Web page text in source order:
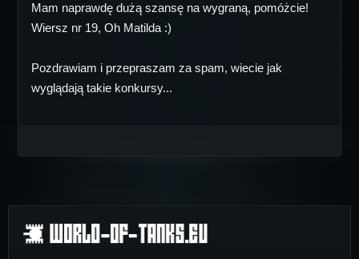
Mam naprawdę dużą szansę na wygraną, pomóżcie!
Wiersz nr 19, Oh Matilda :)
Pozdrawiam i przepraszam za spam, wiecie jak
wyglądają takie konkursy...